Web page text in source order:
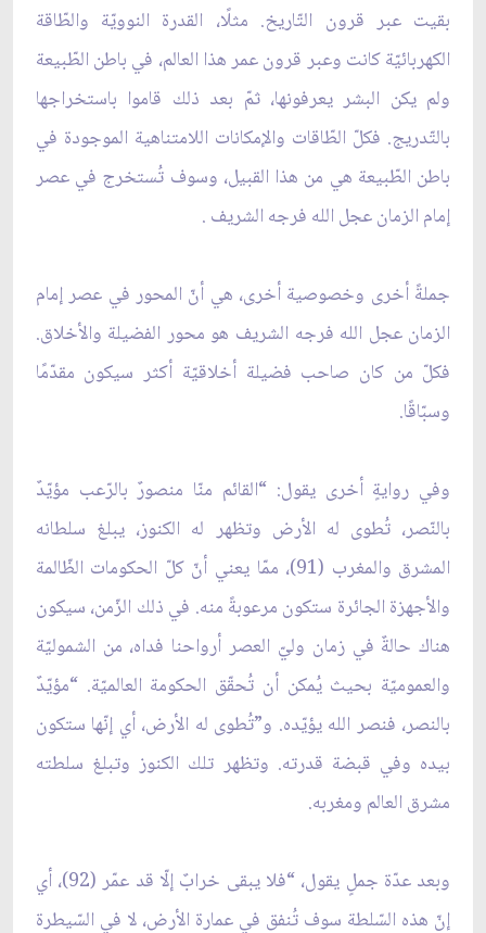
بقيت عبر قرون التّاريخ. مثلًا، القدرة النوويّة والطّاقة
الكهربائيّة كانت وعبر قرون عمر هذا العالم، في باطن الطّبيعة
ولم يكن البشر يعرفونها، ثمّ بعد ذلك قاموا باستخراجها
بالتّدريج. فكلّ الطّاقات والإمكانات اللامتناهية الموجودة في
باطن الطّبيعة هي من هذا القبيل، وسوف تُستخرج في عصر
إمام الزمان عجل الله فرجه الشريف .
جملةً أخرى وخصوصية أخرى، هي أنّ المحور في عصر إمام
الزمان عجل الله فرجه الشريف هو محور الفضيلة والأخلاق.
فكلّ من كان صاحب فضيلة أخلاقيّة أكثر سيكون مقدّمًا
وسبّاقًا.
وفي روايةٍ أخرى يقول: “القائم منّا منصورٌ بالرّعب مؤيّدٌ
بالنّصر، تُطوى له الأرض وتظهر له الكنوز، يبلغ سلطانه
المشرق والمغرب (91)، ممّا يعني أنّ كلّ الحكومات الظّالمة
والأجهزة الجائرة ستكون مرعوبةً منه. في ذلك الزّمن، سيكون
هناك حالةٌ في زمان وليّ العصر أرواحنا فداه، من الشموليّة
والعموميّة بحيث يُمكن أن تُحقّق الحكومة العالميّة. “مؤيّدٌ
بالنصر، فنصر الله يؤيّده. و”تُطوى له الأرض، أي إنّها ستكون
بيده وفي قبضة قدرته. وتظهر تلك الكنوز وتبلغ سلطته
مشرق العالم ومغربه.
وبعد عدّة جملٍ يقول، “فلا يبقى خرابٌ إلّا قد عمّر (92)، أي
إنّ هذه السّلطة سوف تُنفق في عمارة الأرض، لا في السّيطرة